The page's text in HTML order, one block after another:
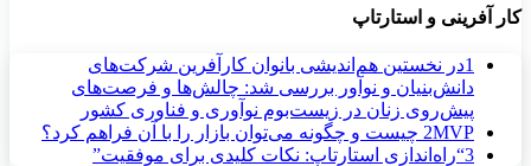
کار آفرینی و استارتاپ
1در نخستین هم‌اندیشی بانوان کارآفرین شرکت‌های
دانش‌بنیان و نوآور بررسی شد: چالش‌ها و فرصت‌های
پیش‌روی زنان در زیست‌بوم نوآوری و فناوری کشور
2MVP چیست و چگونه می‌توان بازار را با آن فراهم کرد؟
3“راه‌اندازی استارتاپ: نکات کلیدی برای موفقیت”